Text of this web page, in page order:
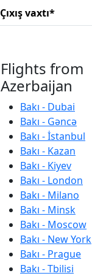
Çıxış vaxtı*
Flights from
Azerbaijan
Bakı - Dubai
Bakı - Gəncə
Bakı - İstanbul
Bakı - Kazan
Bakı - Kiyev
Bakı - London
Bakı - Milano
Bakı - Minsk
Bakı - Moscow
Bakı - New York
Bakı - Prague
Bakı - Tbilisi